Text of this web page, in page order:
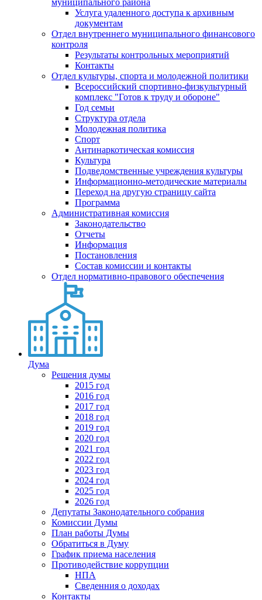
муниципального района
Услуга удаленного доступа к архивным
документам
Отдел внутреннего муниципального финансового
контроля
Результаты контрольных мероприятий
Контакты
Отдел культуры, спорта и молодежной политики
Всероссийский спортивно-физкультурный
комплекс "Готов к труду и обороне"
Год семьи
Структура отдела
Молодежная политика
Спорт
Антинаркотическая комиссия
Культура
Подведомственные учреждения культуры
Информационно-методические материалы
Переход на другую страницу сайта
Программа
Административная комиссия
Законодательство
Отчеты
Информация
Постановления
Состав комиссии и контакты
Отдел нормативно-правового обеспечения
Дума
Решения думы
2015 год
2016 год
2017 год
2018 год
2019 год
2020 год
2021 год
2022 год
2023 год
2024 год
2025 год
2026 год
Депутаты Законодательного собрания
Комиссии Думы
План работы Думы
Обратиться в Думу
График приема населения
Противодействие коррупции
НПА
Сведенния о доходах
Контакты